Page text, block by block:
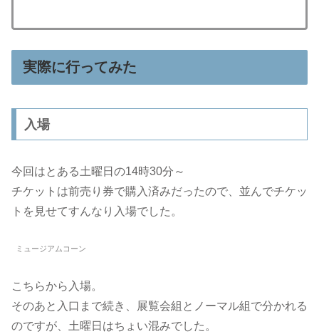
実際に行ってみた
入場
今回はとある土曜日の14時30分～
チケットは前売り券で購入済みだったので、並んでチケッ
トを見せてすんなり入場でした。
ミュージアムコーン
こちらから入場。
そのあと入口まで続き、展覧会組とノーマル組で分かれる
のですが、土曜日はちょい混みでした。